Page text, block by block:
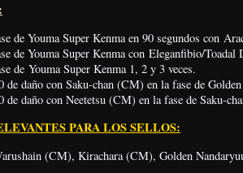
de Youma Super Kenma en 90 segundos con
de Youma Super Kenma con Eleganfibio/Toadal
de Youma Super Kenma 1, 2 y 3 veces.
de daño con Saku-chan (CM) en la fase de
de daño con Neetetsu (CM) en la fase de Saku-
PARA LOS SELLOS:
(CM), Kirachara (CM), Golden